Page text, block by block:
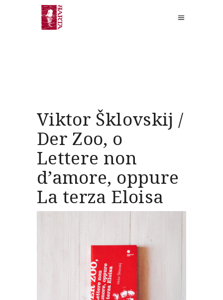
Viktor Šklovskij /
Der Zoo, o
Lettere non
d’amore, oppure
La terza Eloisa